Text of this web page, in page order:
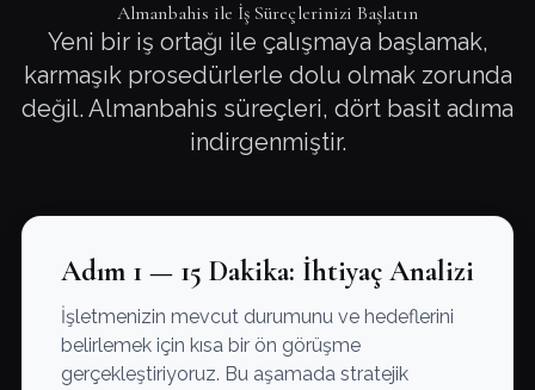
Almanbahis ile İş Süreçlerinizi Başlatın
Yeni bir iş ortağı ile çalışmaya başlamak,
karmaşık prosedürlerle dolu olmak zorunda
değil. Almanbahis süreçleri, dört basit adıma
indirgenmiştir.
Adım 1 — 15 Dakika: İhtiyaç Analizi
İşletmenizin mevcut durumunu ve hedeflerini
belirlemek için kısa bir ön görüşme
gerçekleştiriyoruz. Bu aşamada stratejik